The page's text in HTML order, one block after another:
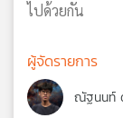
ไปด้วยกัน
ผู้จัดรายการ
ณัฐนนท์